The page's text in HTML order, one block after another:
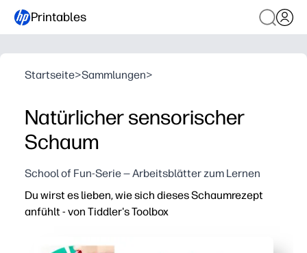
Printables
Startseite>Sammlungen>
Natürlicher sensorischer
Schaum
School of Fun-Serie — Arbeitsblätter zum Lernen
Du wirst es lieben, wie sich dieses Schaumrezept
anfühlt - von Tiddler's Toolbox